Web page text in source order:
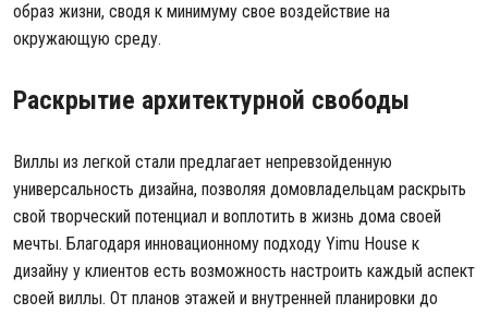
образ жизни, сводя к минимуму свое воздействие на
окружающую среду.
Раскрытие архитектурной свободы
Виллы из легкой стали предлагает непревзойденную
универсальность дизайна, позволяя домовладельцам раскрыть
свой творческий потенциал и воплотить в жизнь дома своей
мечты. Благодаря инновационному подходу Yimu House к
дизайну у клиентов есть возможность настроить каждый аспект
своей виллы. От планов этажей и внутренней планировки до